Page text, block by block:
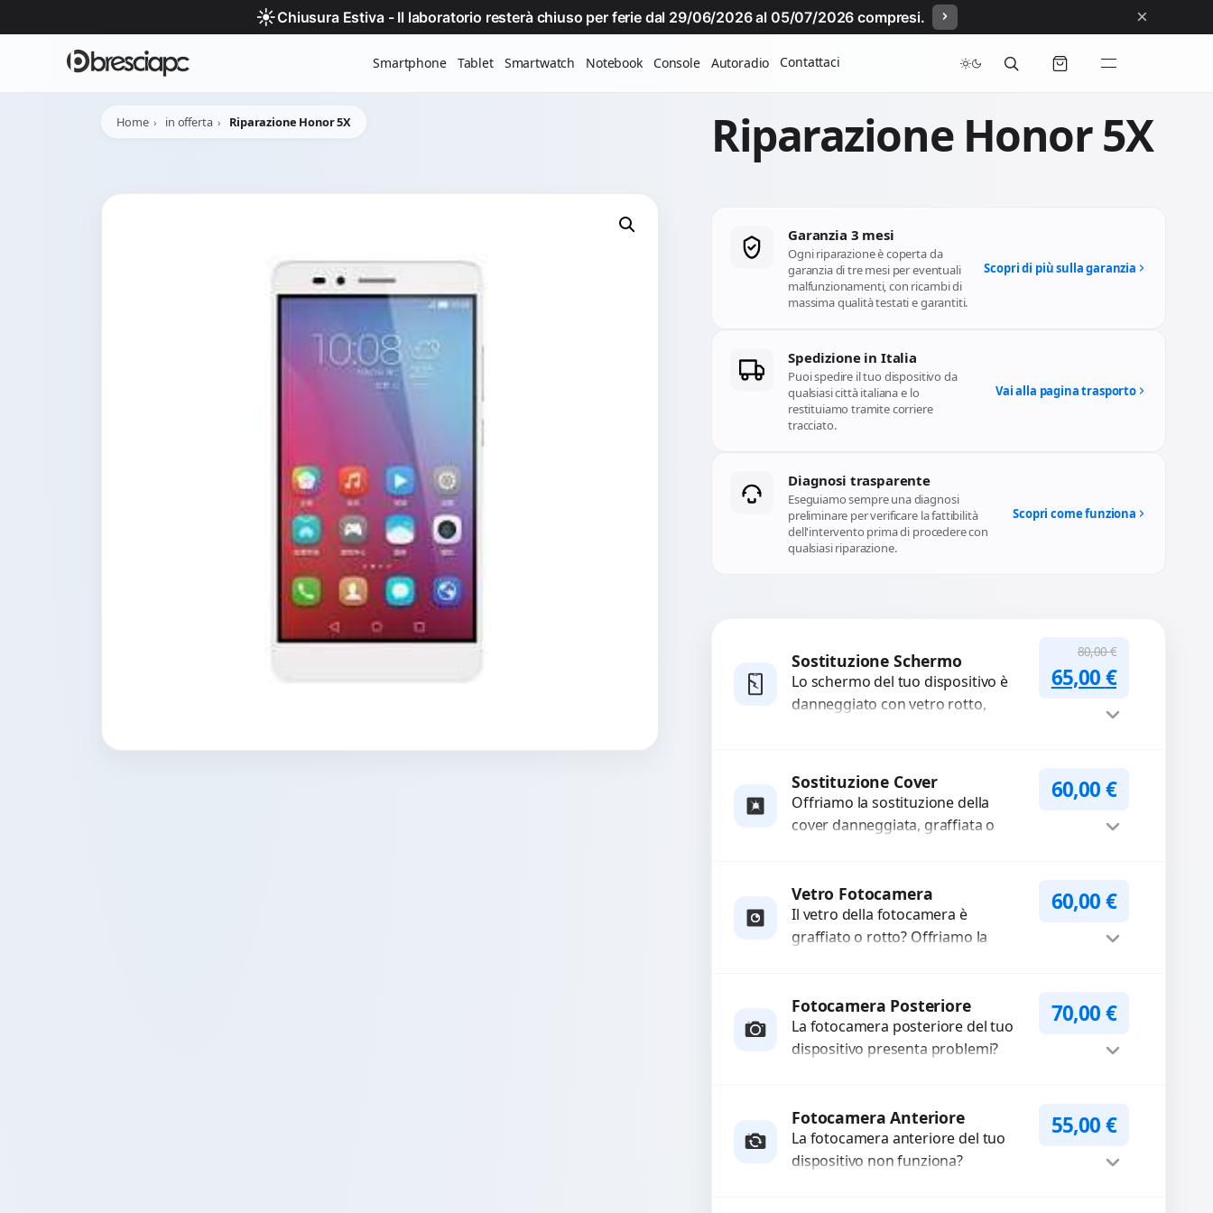
☀️Chiusura Estiva - Il laboratorio resterà chiuso per ferie dal 29/06/2026 al 05/07/2026 compresi. ×
Smartphone Tablet Smartwatch Notebook Console Autoradio Contattaci
Home in offerta Riparazione Honor 5X Riparazione Honor 5X
Garanzia 3 mesi
Ogni riparazione è coperta da
garanzia di tre mesi per eventuali
malfunzionamenti, con ricambi di
massima qualità testati e garantiti.
Scopri di più sulla garanzia
Spedizione in Italia
Puoi spedire il tuo dispositivo da
qualsiasi città italiana e lo
restituiamo tramite corriere
tracciato.
Vai alla pagina trasporto
Diagnosi trasparente
Eseguiamo sempre una diagnosi
preliminare per verificare la fattibilità
dell'intervento prima di procedere con
qualsiasi riparazione.
Scopri come funziona
Sostituzione Schermo
Lo schermo del tuo dispositivo è
danneggiato con vetro rotto,
completi...
80,00€
Il prezzo
65,00€Il prezzo
Sostituzione Cover
Offriamo la sostituzione della
cover danneggiata, graffiata o
estetico e...
60,00€
Vetro Fotocamera
Il vetro della fotocamera è
graffiato o rotto? Offriamo la
60,00€
Fotocamera Posteriore
La fotocamera posteriore del tuo
dispositivo presenta problemi?
fuoco non funzionante,...
70,00€
Fotocamera Anteriore
La fotocamera anteriore del tuo
dispositivo non funziona?
55,00€